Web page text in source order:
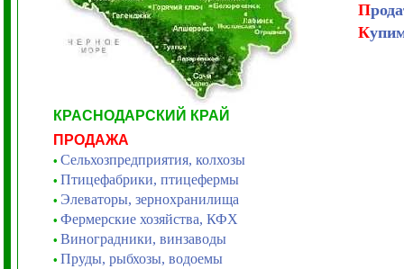
КРАСНОДАРСКИЙ КРАЙ
ПРОДАЖА
• Сельхозпредприятия, колхозы
• Птицефабрики, птицефермы
• Элеваторы, зернохранилища
• Фермерские хозяйства, КФХ
• Виноградники, винзаводы
• Пруды, рыбхозы, водоемы
П
К